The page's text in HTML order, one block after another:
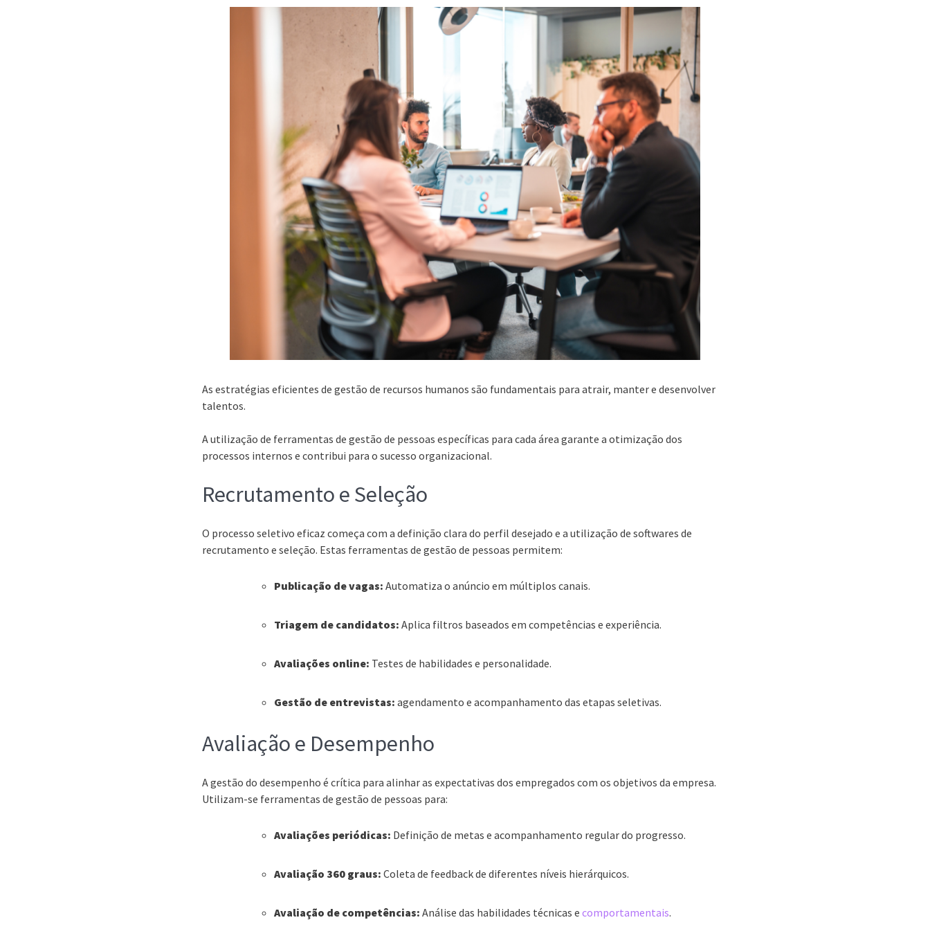
As estratégias eficientes de gestão de recursos humanos são fundamentais para atrair, manter e desenvolver
talentos.
A utilização de ferramentas de gestão de pessoas específicas para cada área garante a otimização dos
processos internos e contribui para o sucesso organizacional.
Recrutamento e Seleção
O processo seletivo eficaz começa com a definição clara do perfil desejado e a utilização de softwares de
recrutamento e seleção. Estas ferramentas de gestão de pessoas permitem:
Publicação de vagas: Automatiza o anúncio em múltiplos canais.
Triagem de candidatos: Aplica filtros baseados em competências e experiência.
Avaliações online: Testes de habilidades e personalidade.
Gestão de entrevistas: agendamento e acompanhamento das etapas seletivas.
Avaliação e Desempenho
A gestão do desempenho é crítica para alinhar as expectativas dos empregados com os objetivos da empresa.
Utilizam-se ferramentas de gestão de pessoas para:
Avaliações periódicas: Definição de metas e acompanhamento regular do progresso.
Avaliação 360 graus: Coleta de feedback de diferentes níveis hierárquicos.
Avaliação de competências: Análise das habilidades técnicas e comportamentais.